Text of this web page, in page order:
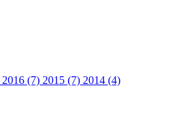
2016 (7) 2015 (7) 2014 (4)